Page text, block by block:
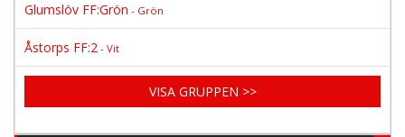
Glumslöv FF:Grön - Grön
Åstorps FF:2 - Vit
VISA GRUPPEN >>